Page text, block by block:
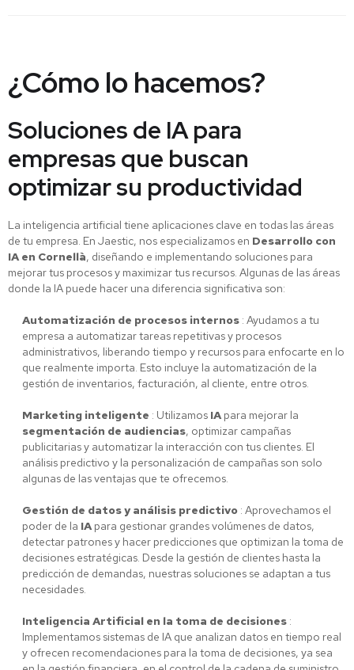
¿Cómo lo hacemos?
Soluciones de IA para
empresas que buscan
optimizar su productividad
La inteligencia artificial tiene aplicaciones clave en todas las áreas
de tu empresa. En Jaestic, nos especializamos en Desarrollo con
IA en Cornellà, diseñando e implementando soluciones para
mejorar tus procesos y maximizar tus recursos. Algunas de las áreas
donde la IA puede hacer una diferencia significativa son:
Automatización de procesos internos : Ayudamos a tu
empresa a automatizar tareas repetitivas y procesos
administrativos, liberando tiempo y recursos para enfocarte en lo
que realmente importa. Esto incluye la automatización de la
gestión de inventarios, facturación, al cliente, entre otros.
Marketing inteligente : Utilizamos IApara mejorar la
segmentación de audiencias, optimizar campañas
publicitarias y automatizar la interacción con tus clientes. El
análisis predictivo y la personalización de campañas son solo
algunas de las ventajas que te ofrecemos.
Gestión de datos y análisis predictivo : Aprovechamos el
poder de la IApara gestionar grandes volúmenes de datos,
detectar patrones y hacer predicciones que optimizan la toma de
decisiones estratégicas. Desde la gestión de clientes hasta la
predicción de demandas, nuestras soluciones se adaptan a tus
necesidades.
Inteligencia Artificial en la toma de decisiones :
Implementamos sistemas de IA que analizan datos en tiempo real
y ofrecen recomendaciones para la toma de decisiones, ya sea